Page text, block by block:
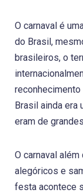
O carnaval é
do Brasil,
brasileiros, o
reconhecimento
Brasil ainda era
eram de
O carnaval
alegóricos e
festa acontece